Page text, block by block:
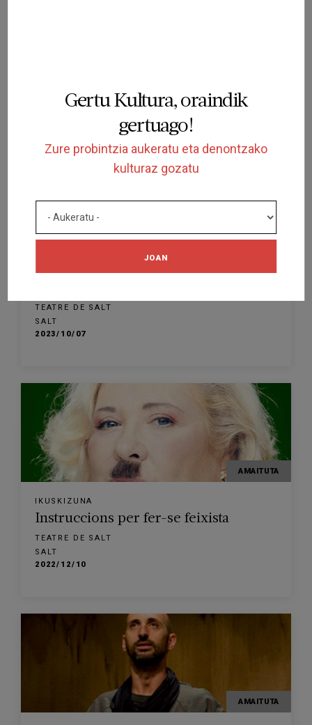
Gertu Kultura, oraindik
gertuago!
Zure probintzia aukeratu eta denontzako
kulturaz gozatu
JOAN
2023/12/09
AMAITUTA
TEATRE DE SALT
SALT
2023/10/07
AMAITUTA
IKUSKIZUNA
Instruccions per fer-se feixista
TEATRE DE SALT
SALT
2022/12/10
AMAITUTA